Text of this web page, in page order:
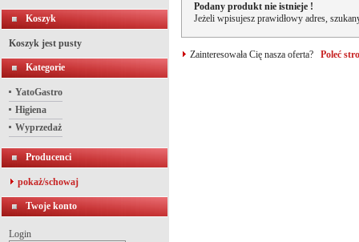
Koszyk
Koszyk jest pusty
Kategorie
YatoGastro
Higiena
Wyprzedaż
Producenci
pokaż/schowaj
Twoje konto
Login
Podany produkt nie istnieje !
Jeżeli wpisujesz prawidłowy adres,
Zainteresowała Cię nasza oferta? Poleć